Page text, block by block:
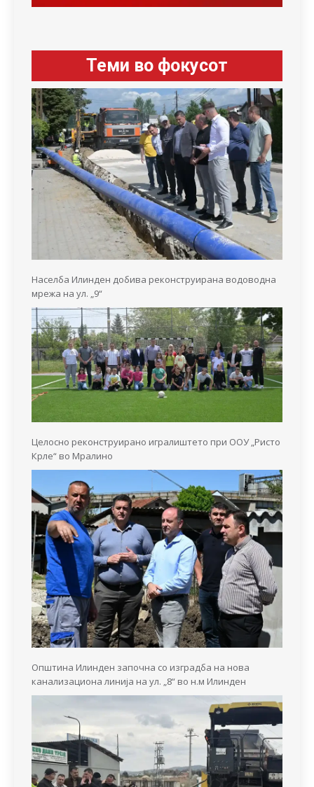
Теми во фокусот
Населба Илинден добива реконструирана водоводна
мрежа на ул. „9“
Целосно реконструирано игралиштето при ООУ „Ристо
Крле“ во Мралино
Општина Илинден започна со изградба на нова
канализациона линија на ул. „8“ во н.м Илинден